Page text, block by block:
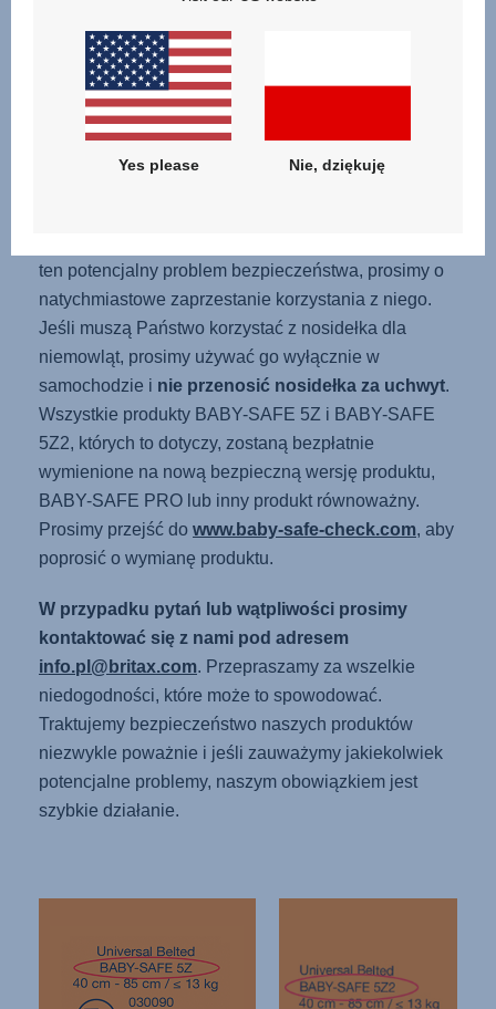
Co powinni Państwo zrobić?
Jeśli posiadają Państwo nosidełko BABY-SAFE 5Z
lub BABY-SAFE 5Z2, prosimy sprawdzić na naszej
stronie internetowej
www.baby-safe-check.com
ten potencjalny problem bezpieczeństwa, prosimy o
natychmiastowe zaprzestanie korzystania z niego.
Jeśli muszą Państwo korzystać z nosidełka dla
niemowląt, prosimy używać go wyłącznie w
samochodzie i nie przenosić nosidełka za uchwyt.
Wszystkie produkty BABY-SAFE 5Z i BABY-SAFE
5Z2, których to dotyczy, zostaną bezpłatnie
wymienione na nową bezpieczną wersję produktu,
BABY-SAFE PRO lub inny produkt równoważny.
Prosimy przejść do www.baby-safe-check.com, aby
poprosić o wymianę produktu.
W przypadku pytań lub wątpliwości prosimy
kontaktować się z nami pod adresem
info.pl@britax.com. Przepraszamy za wszelkie
niedogodności, które może to spowodować.
Traktujemy bezpieczeństwo naszych produktów
niezwykle poważnie i jeśli zauważymy jakiekolwiek
potencjalne problemy, naszym obowiązkiem jest
szybkie działanie.
Yes please Nie, dziękuję